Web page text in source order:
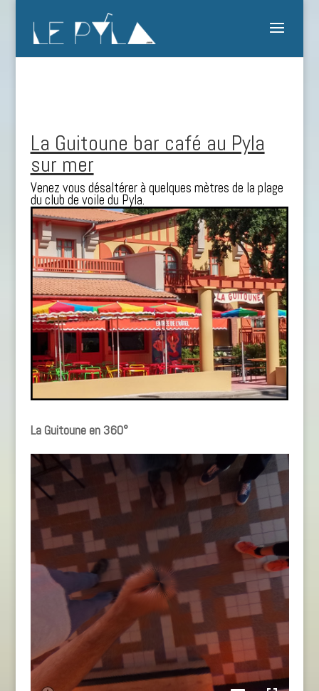
La Guitoune bar café au Pyla
sur mer
Venez vous désaltérer à quelques mètres de la plage
du club de voile du Pyla.
La Guitoune en 360°